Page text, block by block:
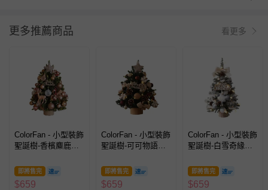
更多推薦商品 看更多
ColorFan - 小型裝飾
聖誕樹-香檳麋鹿
即將售完
$659
ColorFan - 小型裝飾
聖誕樹-可可物語
即將售完
$659
ColorFan - 小型裝飾
聖誕樹-白雪奇緣
即將售完
$659